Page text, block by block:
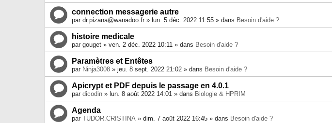
connection messagerie autre
par dr.pizana@wanadoo.fr » lun. 5 déc. 2022 11:55 » dans Besoin d'aide ?
histoire medicale
par gouget » ven. 2 déc. 2022 10:11 » dans Besoin d'aide ?
Paramètres et Entêtes
par Ninja3008 » jeu. 8 sept. 2022 21:02 » dans Besoin d'aide ?
Apicrypt et PDF depuis le passage en 4.0.1
par dicodin » lun. 8 août 2022 14:01 » dans Biologie & HPRIM
Agenda
par TUDOR.CRISTINA » dim. 7 août 2022 16:45 » dans Besoin d'aide ?